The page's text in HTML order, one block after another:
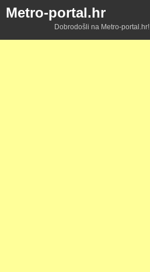
Metro-portal.hr
Dobrodošli na Metro-portal.hr!